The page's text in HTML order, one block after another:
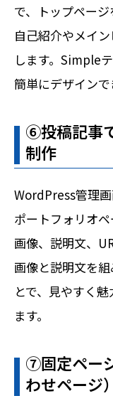
で、トップページ
自己紹介やメイ
します。Simple
簡単にデザインで
➅投稿記事
制作
WordPress管理
ポートフォリオペ
画像、説明文、
画像と説明文を
とで、見やすく
ます。
⑦固定ペー
わせページ